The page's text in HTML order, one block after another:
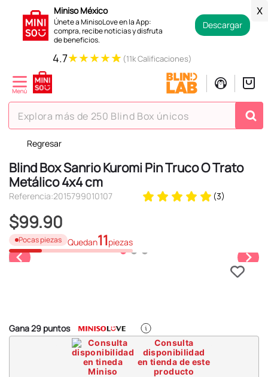
Miniso México
Únete a MinisoLove en la App:
compra, recibe noticias y disfruta
de beneficios.
Descargar
X
4.7★★★★★ (11k Calificaciones)
Explora más de 250 Blind Box únicos
Regresar
Blind Box Sanrio Kuromi Pin Truco O Trato
Metálico 4x4 cm
Referencia:2015799010107 (3)
$99.90
Pocas piezas Quedan11piezas
Gana29 puntos
Consulta
disponibilidad
en tienda de este
producto
TÉRMINOS MÁS BUSCADOS
1.
hello kitty
2.
spiderman
4.
osito cariñosito
5.
blind box
9.
toy story